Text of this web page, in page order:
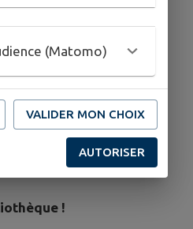
un plan de donjon
trésors) puis réfléchiront
monstres et dispositifs.
l’arrivée de héros et
🧙🧝🐓
🎲
!
(Matomo)
VALIDER MON CHOIX
AUTORISER